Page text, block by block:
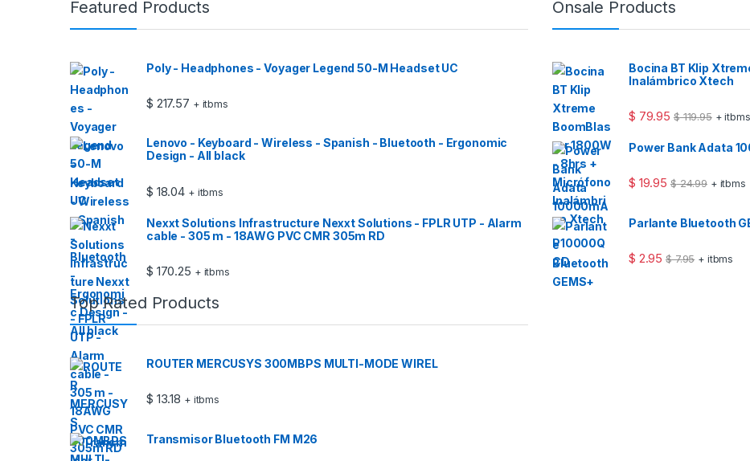
Featured Products
Poly - Headphones - Voyager Legend 50-M Headset UC
$ 217.57 + itbms
Lenovo - Keyboard - Wireless - Spanish - Bluetooth - Ergonomic
Design - All black
$ 18.04 + itbms
Nexxt Solutions Infrastructure Nexxt Solutions - FPLR UTP - Alarm
cable - 305 m - 18AWG PVC CMR 305m RD
$ 170.25 + itbms
Onsale Products
Bocina BT Klip
Inalámbrico Xtech
$ 79.95 $119.95 + itbms
Power Bank Adata
$ 19.95 $24.99 + itbms
Parlante Bluetooth
$ 2.95 $7.95 + itbms
Top Rated Products
ROUTER MERCUSYS 300MBPS MULTI-MODE WIREL
$ 13.18 + itbms
Transmisor Bluetooth FM M26